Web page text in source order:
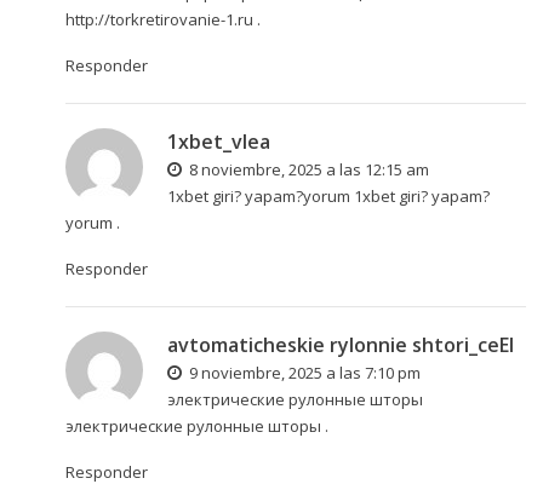
http://torkretirovanie-1.ru .
Responder
1xbet_vlea
8 noviembre, 2025 a las 12:15 am
1xbet giri? yapam?yorum 1xbet giri? yapam?
yorum .
Responder
avtomaticheskie rylonnie shtori_ceEl
9 noviembre, 2025 a las 7:10 pm
электрические рулонные шторы
электрические рулонные шторы .
Responder